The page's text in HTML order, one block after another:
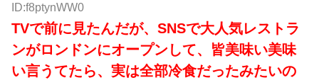
ID:f8ptynWW0
TVで前に見たんだが、SNSで大人気レストラ
ンがロンドンにオープンして、皆美味い美味
い言うてたら、実は全部冷食だったみたいの